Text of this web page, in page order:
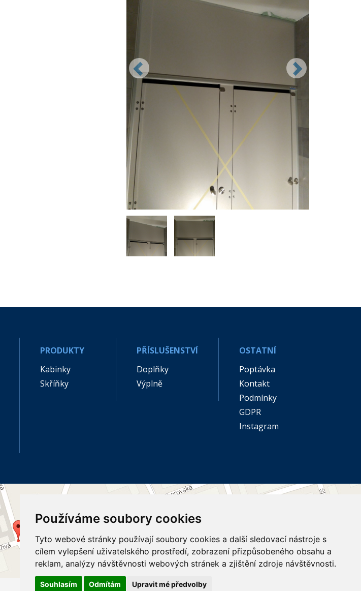
Používáme soubory cookies
Tyto webové stránky používají soubory cookies a další sledovací nástroje s
cílem vylepšení uživatelského prostředí, zobrazení přizpůsobeného obsahu a
reklam, analýzy návštěvnosti webových stránek a zjištění zdroje návštěvnosti.
Souhlasím Odmítám Upravit mé předvolby
PRODUKTY
Kabinky
Skříňky
PŘÍSLUŠENSTVÍ
Doplňky
Výplně
OSTATNÍ
Poptávka
Kontakt
Podmínky
GDPR
Instagram